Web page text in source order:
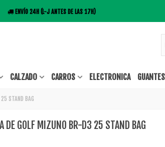
ENVÍO 24H (L-J ANTES DE LAS 17H)
CALZADO CARROS ELECTRONICA GUANTES
25 STAND BAG
DE GOLF MIZUNO BR-D3 25 STAND BAG